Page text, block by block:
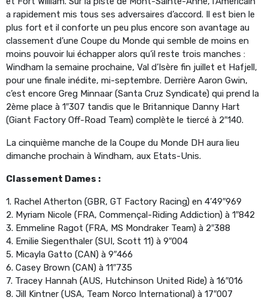
a rapidement mis tous ses adversaires d’accord. Il est bien le
plus fort et il conforte un peu plus encore son avantage au
classement d’une Coupe du Monde qui semble de moins en
moins pouvoir lui échapper alors qu’il reste trois manches :
Windham la semaine prochaine, Val d’Isère fin juillet et Hafjell,
pour une finale inédite, mi-septembre. Derrière Aaron Gwin,
c’est encore Greg Minnaar (Santa Cruz Syndicate) qui prend la
2ème place à 1″307 tandis que le Britannique Danny Hart
(Giant Factory Off-Road Team) complète le tiercé à 2″140.
La cinquième manche de la Coupe du Monde DH aura lieu
dimanche prochain à Windham, aux Etats-Unis.
Classement Dames :
1. Rachel Atherton (GBR, GT Factory Racing) en 4’49″969
2. Myriam Nicole (FRA, Commençal-Riding Addiction) à 1″842
3. Emmeline Ragot (FRA, MS Mondraker Team) à 2″388
4. Emilie Siegenthaler (SUI, Scott 11) à 9″004
5. Micayla Gatto (CAN) à 9″466
6. Casey Brown (CAN) à 11″735
7. Tracey Hannah (AUS, Hutchinson United Ride) à 16″016
8. Jill Kintner (USA, Team Norco International) à 17″007